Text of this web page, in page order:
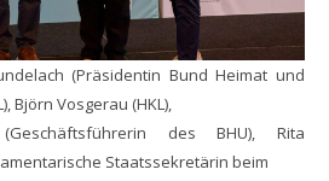
(Präsidentin Bund Heimat und
Björn Vosgerau (HKL),
des BHU), Rita
Staatssekretärin beim